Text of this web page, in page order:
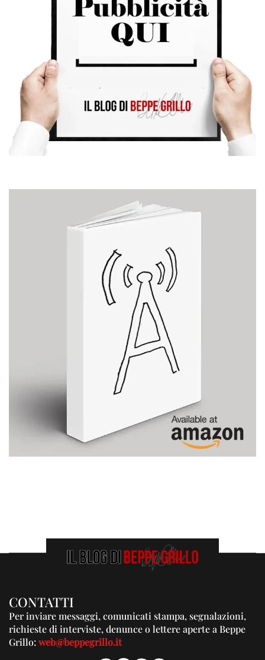
CONTATTI
Per inviare messaggi, comunicati stampa, segnalazioni,
richieste di interviste, denunce o lettere aperte a Beppe
Grillo:web@beppegrillo.it